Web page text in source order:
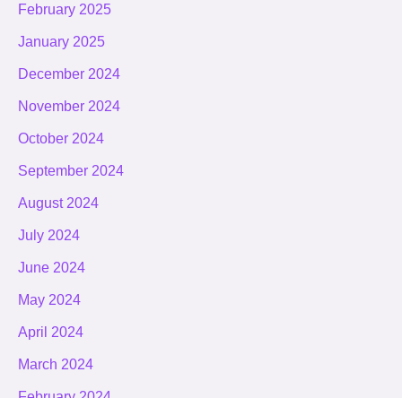
February 2025
January 2025
December 2024
November 2024
October 2024
September 2024
August 2024
July 2024
June 2024
May 2024
April 2024
March 2024